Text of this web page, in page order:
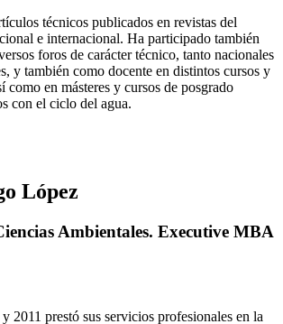
técnicos publicados en revistas del
e internacional. Ha participado también
foros de carácter técnico, tanto nacionales
y también como docente en distintos cursos y
como en másteres y cursos de posgrado
con el ciclo del agua.
López
Ambientales. Executive MBA
2011 prestó sus servicios profesionales en la